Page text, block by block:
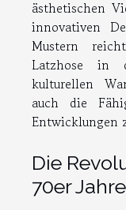
ästhetischen
innovativen
Mustern
Latzhose in
kulturellen
auch die
Entwicklungen
Die
70er Jahre